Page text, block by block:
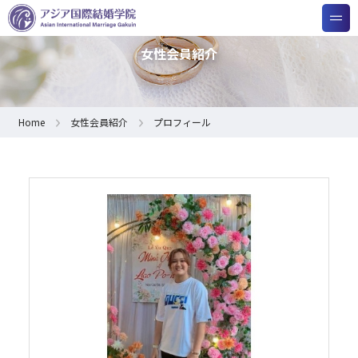
女性会員紹介
Home 女性会員紹介 プロフィール